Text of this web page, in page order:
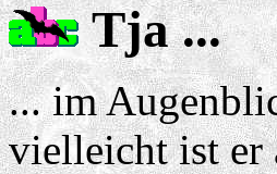
Tja ...
... im
vielleicht ist er